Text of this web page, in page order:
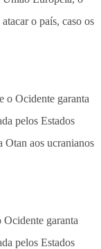
o país, caso os
garanta
pelos Estados